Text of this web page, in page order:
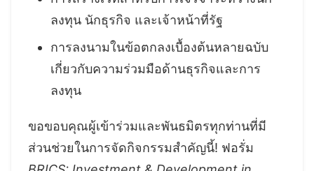
ลงทุน นักธุรกิจ และเจ้าหน้าที่รัฐ
การลงนามในข้อตกลงเบื้องต้นหลายฉบับ
เกี่ยวกับความร่วมมือด้านธุรกิจและการ
ลงทุน
ขอขอบคุณผู้เข้าร่วมและพันธมิตรทุกท่านที่มี
ส่วนช่วยในการจัดกิจกรรมสำคัญนี้! ฟอรั่ม